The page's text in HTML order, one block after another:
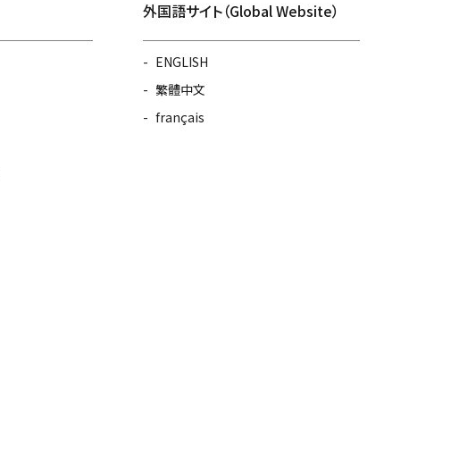
外国語サイト（Global Website）
ENGLISH
繁體中文
français